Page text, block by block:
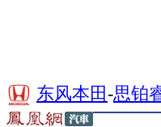
东风本田 -思铂